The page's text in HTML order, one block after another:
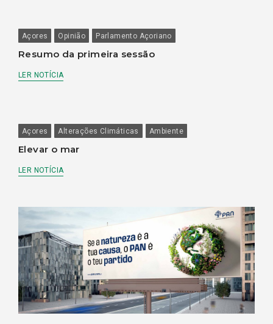
Açores Opinião Parlamento Açoriano
Resumo da primeira sessão
LER NOTÍCIA
Açores Alterações Climáticas Ambiente
Elevar o mar
LER NOTÍCIA